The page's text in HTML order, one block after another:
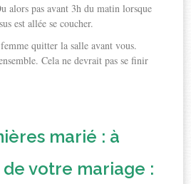
alors pas avant 3h du matin lorsque
est allée se coucher.
quitter la salle avant vous.
Cela ne devrait pas se finir
marié : à
votre mariage :